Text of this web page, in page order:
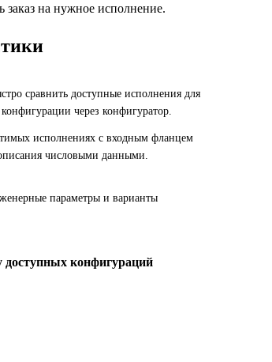
заказ на нужное исполнение.
сравнить доступные исполнения для
через конфигуратор.
исполнениях с входным фланцем
числовыми данными.
параметры и варианты
доступных конфигураций